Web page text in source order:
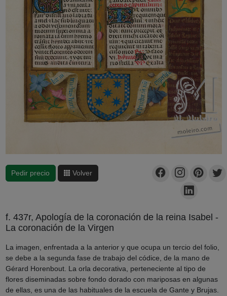
Pedir precio Volver
f. 437r, Apología de la coronación de la reina Isabel -
La coronación de la Virgen
La imagen, enfrentada a la anterior y que ocupa un tercio del folio,
se debe a la segunda fase de trabajo del códice, de la mano de
Gérard Horenbout. La orla decorativa, perteneciente al tipo de
flores diseminadas sobre fondo dorado con mariposas en algunas
de ellas, es una de las habituales de la escuela de Gante y Brujas.